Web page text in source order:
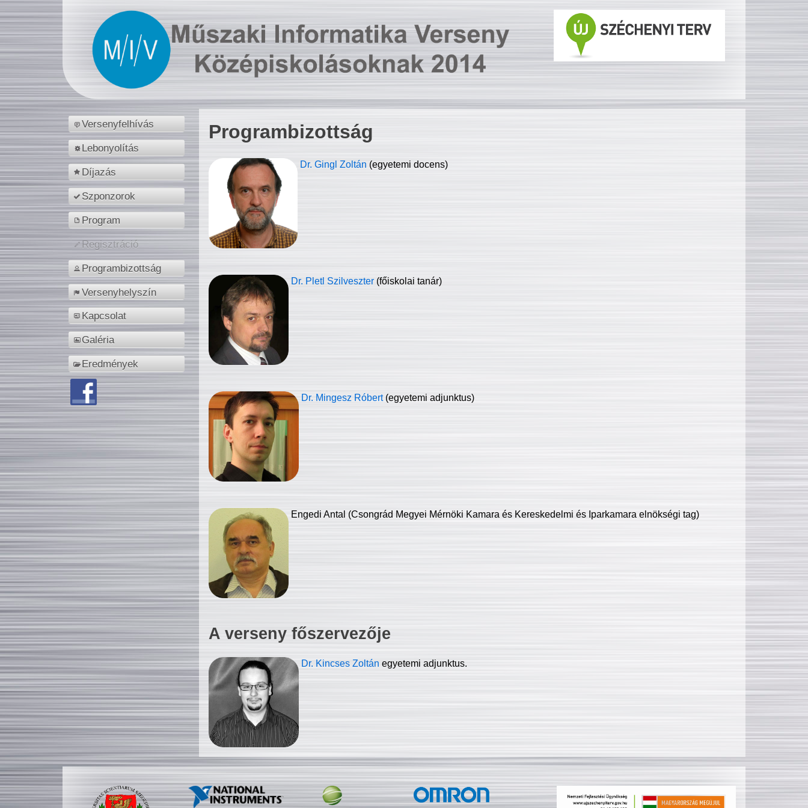
Versenyfelhívás
Lebonyolítás
Díjazás
Szponzorok
Program
Regisztráció
Programbizottság
Versenyhelyszín
Kapcsolat
Galéria
Eredmények
Programbizottság
Dr. Gingl Zoltán (egyetemi docens)
Dr. Pletl Szilveszter (főiskolai tanár)
Dr. Mingesz Róbert (egyetemi adjunktus)
Engedi Antal (Csongrád Megyei Mérnöki Kamara és Kereskedelmi és Iparkamara elnökségi tag)
A verseny főszervezője
Dr. Kincses Zoltán egyetemi adjunktus.